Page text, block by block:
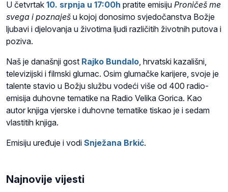
U četvrtak 10. srpnja u 17:00h pratite emisiju Proničeš me
svega i poznaješ u kojoj donosimo svjedočanstva Božje
ljubavi i djelovanja u životima ljudi različitih životnih putova i
poziva.
Naš je današnji gost Rajko Bundalo , hrvatski kazališni,
televizijski i filmski glumac. Osim glumačke karijere, svoje je
talente stavio u Božju službu vodeći više od 400 radio-
emisija duhovne tematike na Radio Velika Gorica. Kao
autor knjiga vjerske i duhovne tematike tiskao je i sedam
vlastitih knjiga.
Emisiju uređuje i vodi Snježana Brkić.
Najnovije vijesti